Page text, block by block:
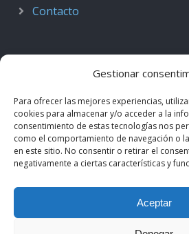
Gestionar
Para ofrecer las mejores experiencias,
cookies para almacenar y/o acceder a la
consentimiento de estas tecnologías nos
como el comportamiento de navegación o
en este sitio. No consentir o retirar el
negativamente a ciertas características y
Aceptar
Contacto
Podcast de
Radio
. Los